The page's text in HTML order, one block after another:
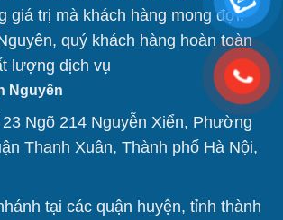
giá trị mà khách hàng mong đợi.
quý khách hàng hoàn toàn
lượng dịch vụ
Nguyên
23 Ngõ 214 Nguyễn Xiển, Phường
Thanh Xuân, Thành phố Hà Nội,
tại các quận huyện, tỉnh thành